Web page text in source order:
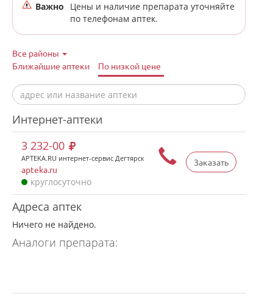
Важно
Цены и наличие препарата уточняйте
по телефонам аптек.
Все районы
Ближайшие аптеки
По низкой цене
Интернет-аптеки
Заказать
3 232-00
APTEKA.RU интернет-сервис Дегтярск
apteka.ru
круглосуточно
Адреса аптек
Ничего не найдено.
Аналоги препарата: